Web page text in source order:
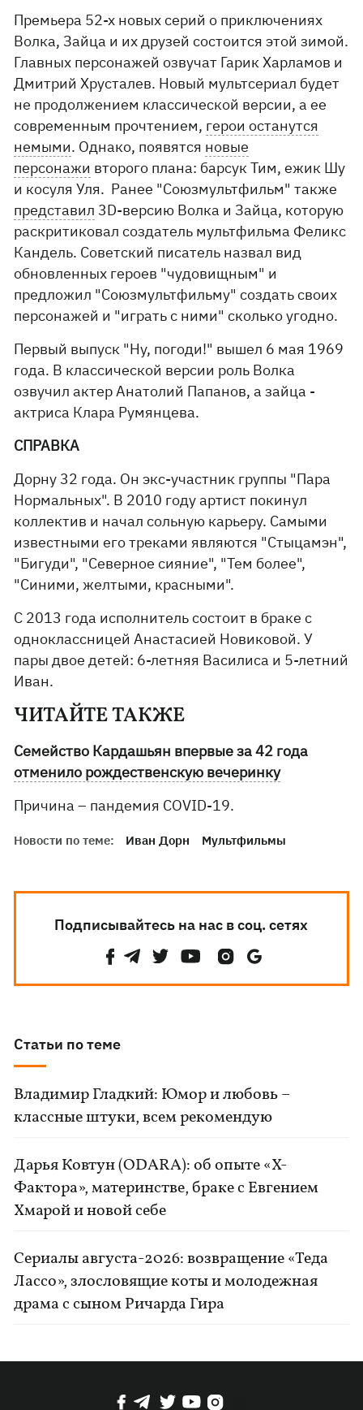
Премьера 52-х новых серий о приключениях
Волка, Зайца и их друзей состоится этой зимой.
Главных персонажей озвучат Гарик Харламов и
Дмитрий Хрусталев. Новый мультсериал будет
не продолжением классической версии, а ее
современным прочтением, герои останутся
немыми. Однако, появятся новые
персонажи второго плана: барсук Тим, ежик Шу
и косуля Уля. Ранее "Союзмультфильм" также
представил 3D-версию Волка и Зайца, которую
раскритиковал создатель мультфильма Феликс
Кандель. Советский писатель назвал вид
обновленных героев "чудовищным" и
предложил "Союзмультфильму" создать своих
персонажей и "играть с ними" сколько угодно.
Первый выпуск "Ну, погоди!" вышел 6 мая 1969
года. В классической версии роль Волка
озвучил актер Анатолий Папанов, а зайца -
актриса Клара Румянцева.
СПРАВКА
Дорну 32 года. Он экс-участник группы "Пара
Нормальных". В 2010 году артист покинул
коллектив и начал сольную карьеру. Самыми
известными его треками являются "Стыцамэн",
"Бигуди", "Северное сияние", "Тем более",
"Синими, желтыми, красными".
С 2013 года исполнитель состоит в браке с
одноклассницей Анастасией Новиковой. У
пары двое детей: 6-летняя Василиса и 5-летний
Иван.
ЧИТАЙТЕ ТАКЖЕ
Семейство Кардашьян впервые за 42 года
отменило рождественскую вечеринку
Причина – пандемия COVID-19.
Новости по теме: Иван Дорн Мультфильмы
Подписывайтесь на нас в соц. сетях
Статьи по теме
Владимир Гладкий: Юмор и любовь –
классные штуки, всем рекомендую
Дарья Ковтун (ODARA): об опыте «Х-
Фактора», материнстве, браке с Евгением
Хмарой и новой себе
Сериалы августа-2026: возвращение «Теда
Лассо», злословящие коты и молодежная
драма с сыном Ричарда Гира